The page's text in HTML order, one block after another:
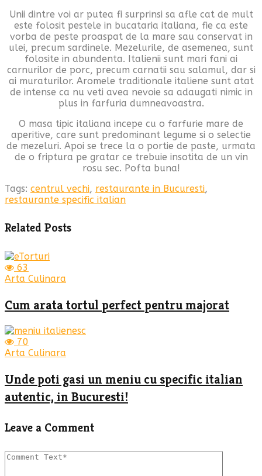
Unii dintre voi ar putea fi surprinsi sa afle cat de mult
este folosit pestele in bucataria italiana, fie ca este
vorba de peste proaspat de la mare sau conservat in
ulei, precum sardinele. Mezelurile, de asemenea, sunt
folosite in abundenta. Italienii sunt mari fani ai
carnurilor de porc, precum carnatii sau salamul, dar si
ai muraturilor. Aromele traditionale italiene sunt atat
de intense ca nu veti avea nevoie sa adaugati nimic in
plus in farfuria dumneavoastra.
O masa tipic italiana incepe cu o farfurie mare de
aperitive, care sunt predominant legume si o selectie
de mezeluri. Apoi se trece la o portie de paste, urmata
de o friptura pe gratar ce trebuie insotita de un vin
rosu sec. Pofta buna!
Tags: centrul vechi, restaurante in Bucuresti,
restaurante specific italian
Related Posts
63
Arta Culinara
Cum arata tortul perfect pentru majorat
70
Arta Culinara
Unde poti gasi un meniu cu specific italian
autentic, in Bucuresti!
Leave a Comment